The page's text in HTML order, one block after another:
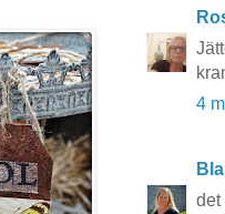
4
det